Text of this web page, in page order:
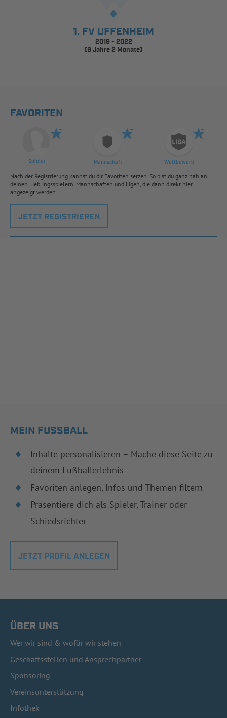
1. FV UFFENHEIM
2016 - 2022
(6 Jahre 2 Monate)
FAVORITEN
Spieler Mannschaft Wettbewerb
Nach der Registrierung kannst du dir Favoriten setzen. So bist du ganz nah an
deinen Lieblingsspielern, Mannschaften und Ligen, die dann direkt hier
angezeigt werden.
JETZT REGISTRIEREN
MEIN FUSSBALL
Inhalte personalisieren – Mache diese Seite zu
deinem Fußballerlebnis
Favoriten anlegen, Infos und Themen filtern
Präsentiere dich als Spieler, Trainer oder
Schiedsrichter
JETZT PROFIL ANLEGEN
ÜBER UNS
Wer wir sind & wofür wir stehen
Geschäftsstellen und Ansprechpartner
Sponsoring
Vereinsunterstützung
Infothek